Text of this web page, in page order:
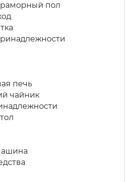
пол
печь
чайник